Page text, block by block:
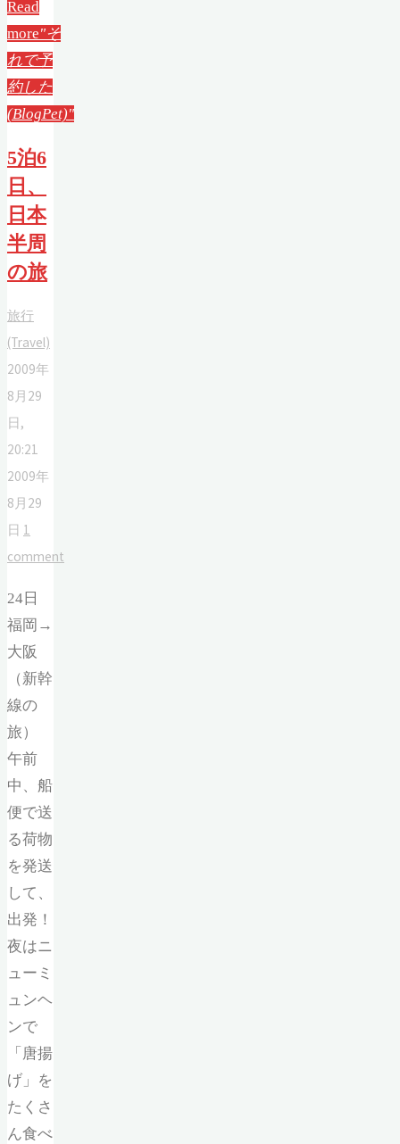
Read
more"そ
れで予
約した
(BlogPet)"
5泊6
日、
日本
半周
の旅
旅行
(Travel)
2009年
8月29
日,
20:21
2009年
8月29
日 1
comment
24日
福岡→
大阪
（新幹
線の
旅）
午前
中、船
便で送
る荷物
を発送
して、
出発！
夜はニ
ューミ
ュンヘ
ンで
「唐揚
げ」を
たくさ
ん食べ